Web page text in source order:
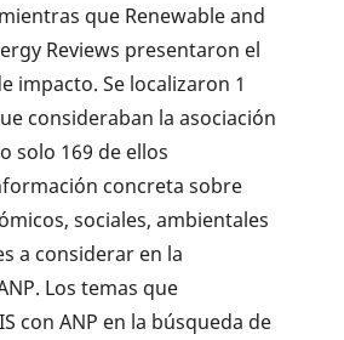
que Renewable and
Reviews presentaron el
impacto. Se localizaron 1
consideraban la asociación
solo 169 de ellos
concreta sobre
sociales, ambientales
a considerar en la
Los temas que
con ANP en la búsqueda de